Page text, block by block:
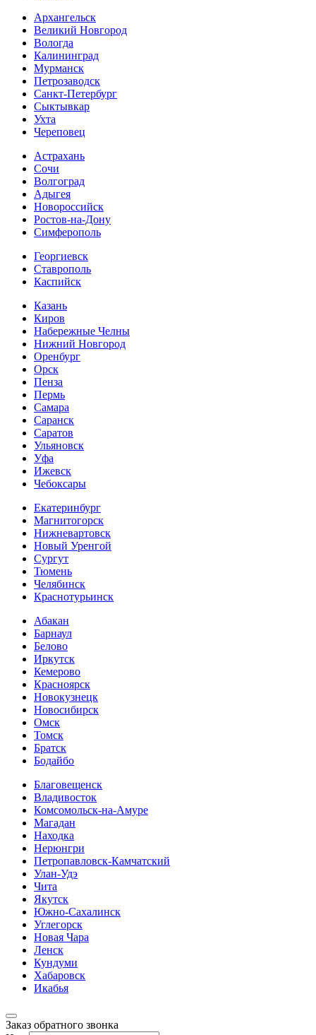
Архангельск
Великий Новгород
Вологда
Калининград
Мурманск
Петрозаводск
Санкт-Петербург
Сыктывкар
Ухта
Череповец
Астрахань
Сочи
Волгоград
Адыгея
Новороссийск
Ростов-на-Дону
Симферополь
Георгиевск
Ставрополь
Каспийск
Казань
Киров
Набережные Челны
Нижний Новгород
Оренбург
Орск
Пенза
Пермь
Самара
Саранск
Саратов
Ульяновск
Уфа
Ижевск
Чебоксары
Екатеринбург
Магнитогорск
Нижневартовск
Новый Уренгой
Сургут
Тюмень
Челябинск
Краснотурьинск
Абакан
Барнаул
Белово
Иркутск
Кемерово
Красноярск
Новокузнецк
Новосибирск
Омск
Томск
Братск
Бодайбо
Благовещенск
Владивосток
Комсомольск-на-Амуре
Магадан
Находка
Нерюнгри
Петропавловск-Камчатский
Улан-Удэ
Чита
Якутск
Южно-Сахалинск
Углегорск
Новая Чара
Ленск
Кундуми
Хабаровск
Икабья
Заказ обратного звонка